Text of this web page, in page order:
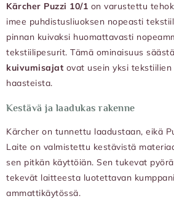
Kärcher Puzzi 10/1 on varustettu
imee puhdistusliuoksen nopeasti
pinnan kuivaksi huomattavasti
tekstiilipesurit. Tämä ominaisuus
kuivumisajat ovat usein yksi
haasteista.
Kestävä ja laadukas rakenne
Kärcher on tunnettu laadustaan, eikä
Laite on valmistettu kestävistä
sen pitkän käyttöiän. Sen tukevat
tekevät laitteesta luotettavan
ammattikäytössä.